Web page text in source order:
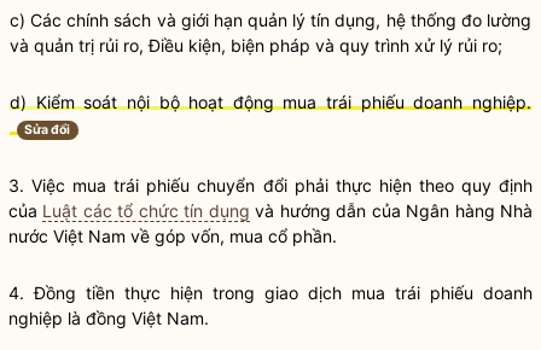
c) Các chính sách và giới hạn quản lý tín dụng, hệ thống đo lường
và quản trị rủi ro, Điều kiện, biện pháp và quy trình xử lý rủi ro;
d) Kiểm soát nội bộ hoạt động muatrái phiếu doanh nghiệp.
Sửa đổi
3. Việc muatrái phiếu chuyển đổiphải thực hiện theo quy định
của Luật các tổ chức tín dụng và hướng dẫn của Ngân hàng Nhà
nước Việt Nam về góp vốn, mua cổ phần.
4. Đồng tiền thực hiện trong giao dịch mua trái phiếu doanh
nghiệp là đồng Việt Nam.